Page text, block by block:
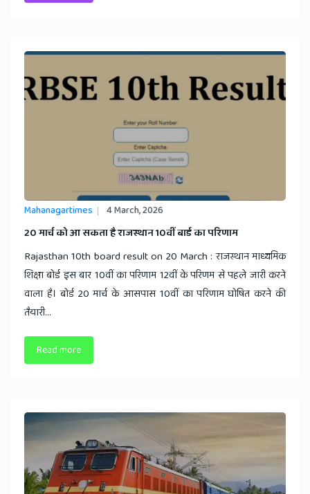
Mahanagartimes 4 March, 2026
​20 मार्च को आ सकता है राजस्थान 10वीं बार्ड का परिणाम
Rajasthan 10th board result on 20 March : राजस्थान माध्यमिक
शिक्षा बोर्ड इस बार 10वीं का परिणाम 12वीं के परिणम से पहले जारी करने
वाला है। बोर्ड 20 मार्च के आसपास 10वीं का परिणाम घोषित करने की
तैयारी...
Read more